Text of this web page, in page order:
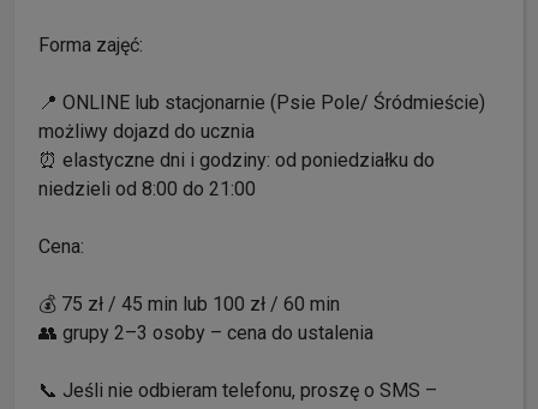
Forma zajęć:
📍 ONLINE lub stacjonarnie (Psie Pole/ Śródmieście)
możliwy dojazd do ucznia
⏰ elastyczne dni i godziny: od poniedziałku do
niedzieli od 8:00 do 21:00
Cena:
💰 75 zł / 45 min lub 100 zł / 60 min
👥 grupy 2–3 osoby – cena do ustalenia
📞 Jeśli nie odbieram telefonu, proszę o SMS –